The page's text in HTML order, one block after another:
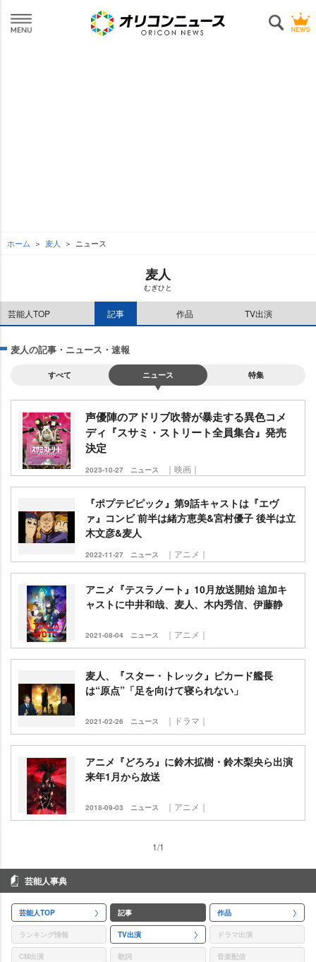
ホーム 麦人 ニュース
麦人
むぎひと
芸能人TOP 記事 作品 TV出演
麦人の記事・ニュース・速報
すべて ニュース 特集
声優陣のアドリブ吹替が暴走する異色コメ
ディ『スサミ・ストリート全員集合』発売
決定
2023-10-27 ニュース ｜映画｜
『ポプテピピック』第9話キャストは『エヴ
ァ』コンビ 前半は緒方恵美&宮村優子 後半は立
木文彦&麦人
2022-11-27 ニュース ｜アニメ｜
アニメ『テスラノート』10月放送開始 追加キ
ャストに中井和哉、麦人、木内秀信、伊藤静
2021-08-04 ニュース ｜アニメ｜
麦人、『スター・トレック』ピカード艦長
は“原点”「足を向けて寝られない」
2021-02-26 ニュース ｜ドラマ｜
アニメ『どろろ』に鈴木拡樹・鈴木梨央ら出演
来年1月から放送
2018-09-03 ニュース ｜アニメ｜
1/1
芸能人事典
芸能人TOP 記事 作品
ランキング情報 TV出演 ドラマ出演
CM出演 歌詞 音楽配信